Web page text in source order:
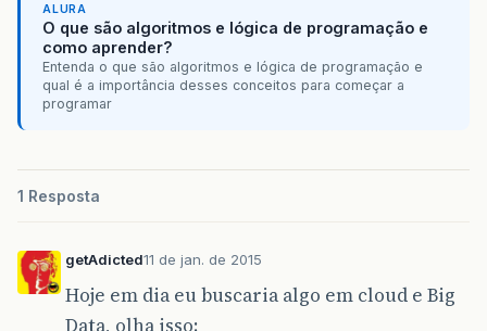
ALURA
O que são algoritmos e lógica de programação e
como aprender?
Entenda o que são algoritmos e lógica de programação e
qual é a importância desses conceitos para começar a
programar
1 Resposta
getAdicted11 de jan. de 2015
Hoje em dia eu buscaria algo em cloud e Big
Data, olha isso: